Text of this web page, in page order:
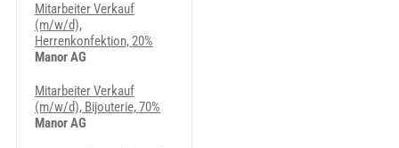
Mitarbeiter Verkauf
(m/w/d),
Herrenkonfektion, 20%
Manor AG
Mitarbeiter Verkauf
(m/w/d), Bijouterie, 70%
Manor AG